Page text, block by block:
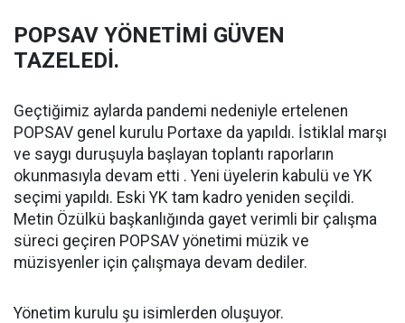
POPSAV YÖNETİMİ GÜVEN
TAZELEDİ.
Geçtiğimiz aylarda pandemi nedeniyle ertelenen
POPSAV genel kurulu Portaxe da yapıldı. İstiklal marşı
ve saygı duruşuyla başlayan toplantı raporların
okunmasıyla devam etti . Yeni üyelerin kabulü ve YK
seçimi yapıldı. Eski YK tam kadro yeniden seçildi.
Metin Özülkü başkanlığında gayet verimli bir çalışma
süreci geçiren POPSAV yönetimi müzik ve
müzisyenler için çalışmaya devam dediler.
Yönetim kurulu şu isimlerden oluşuyor.